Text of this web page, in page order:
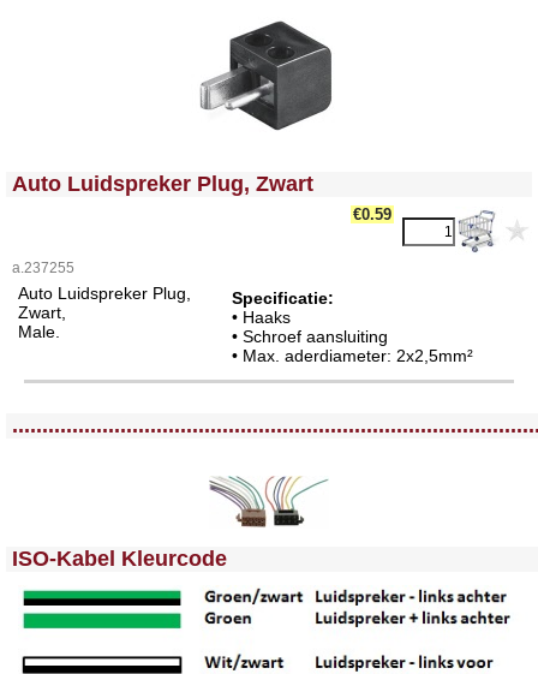
<!-- MakeFullWidth0 --><!-- MakeFullWidth1 --><!-- MakeFullWidth2 --><!-- MakeFullWidth3 --><!-- MakeFullWidth4 --><!-- MakeFullWidth5 --><!-- MakeFullWidth6 --><!-- MakeFullWidth7 --><!-- MakeFullWidth8 --><!-- MakeFullWidth9 --><!-- MakeFullWidth10 --><!-- MakeFullWidth11 --><!-- MakeFullWidth12 --><!-- MakeFullWidth13 --><!-- MakeFullWidth14 --><!-- MakeFullWidth15 --><!-- MakeFullWidth16 --><!-- MakeFullWidth17 --><!-- MakeFullWidth18 --><!-- MakeFullWidth19 -->
Auto Luidspreker Plug, Zwart
€0.59
a.237255
Auto Luidspreker Plug,
Zwart,
Male.
Specificatie:
• Haaks
• Schroef aansluiting
• Max. aderdiameter: 2x2,5mm²
<!-- MakeFullWidth0 --><!-- MakeFullWidth1 --><!-- MakeFullWidth2 --><!-- MakeFullWidth3 --><!-- MakeFullWidth4 --><!-- MakeFullWidth5 --><!-- MakeFullWidth6 --><!-- MakeFullWidth7 --><!-- MakeFullWidth8 --><!-- MakeFullWidth9 --><!-- MakeFullWidth10 --><!-- MakeFullWidth11 --><!-- MakeFullWidth12 --><!-- MakeFullWidth13 --><!-- MakeFullWidth14 --><!-- MakeFullWidth15 --><!-- MakeFullWidth16 --><!-- MakeFullWidth17 --><!-- MakeFullWidth18 --><!-- MakeFullWidth19 -->
ISO-Kabel Kleurcode